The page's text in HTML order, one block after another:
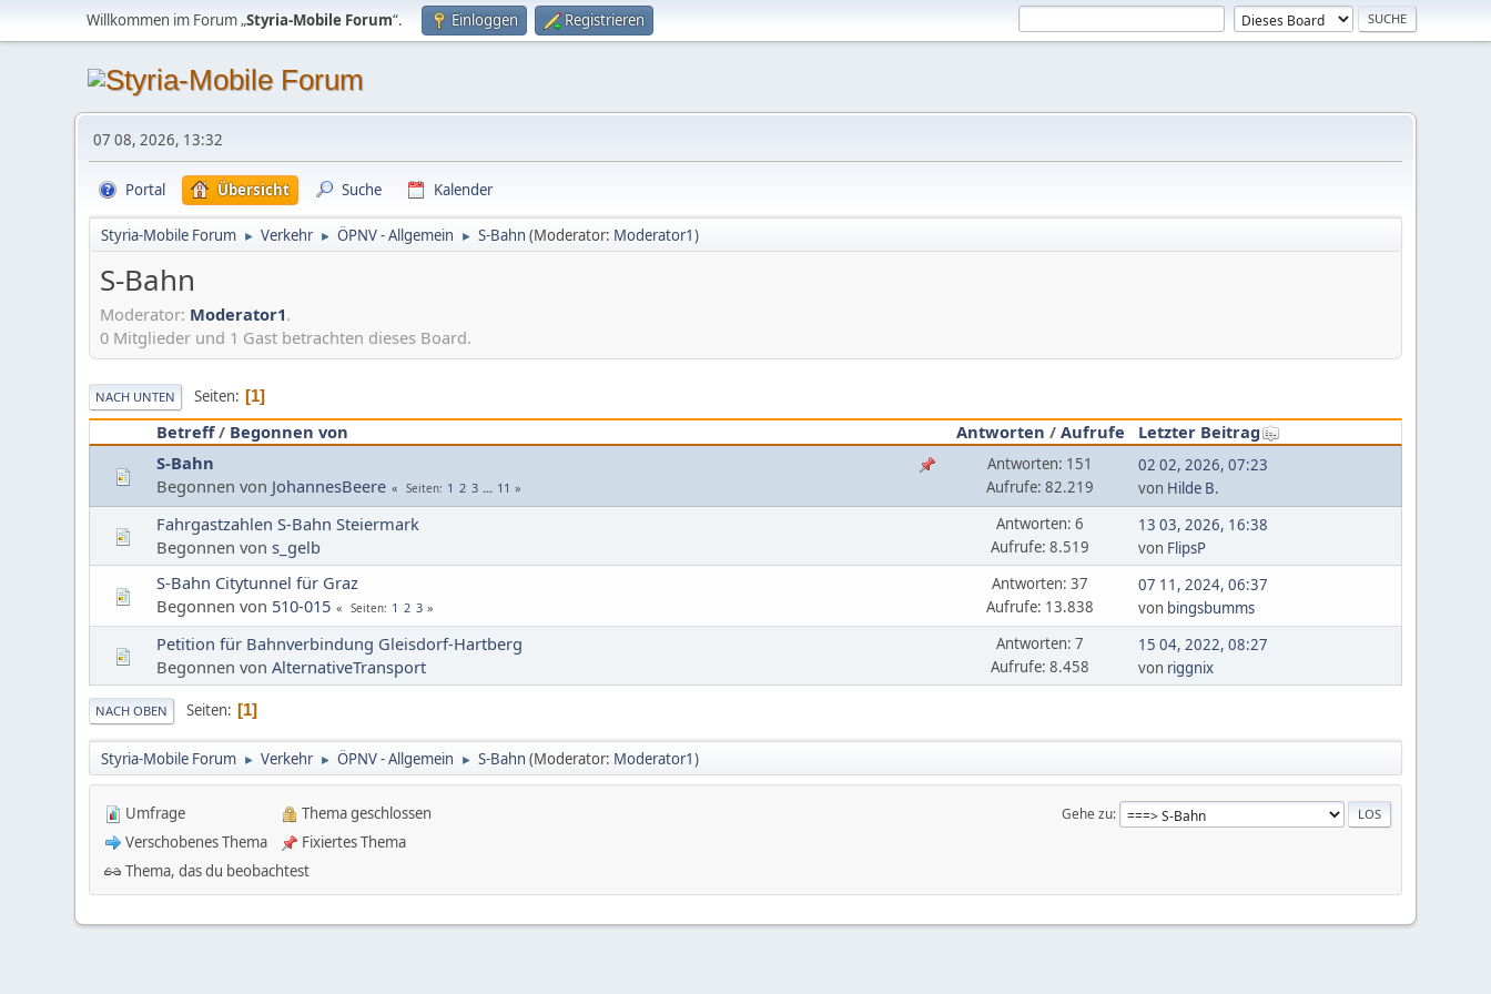
Willkommen im Forum „Styria-Mobile Forum“. Einloggen Registrieren
07 08, 2026, 13:32
Portal Übersicht Suche Kalender
Styria-Mobile Forum ► Verkehr ► ÖPNV - Allgemein ► S-Bahn (Moderator: Moderator1)
S-Bahn
Moderator: Moderator1.
0 Mitglieder und 1 Gast betrachten dieses Board.
NACH UNTEN Seiten 1
Betreff/ Begonnen von Antworten / Aufrufe
Letzter Beitrag
S-Bahn
Begonnen von JohannesBeere Seiten 1 2 3 ... 11
Antworten: 151
Aufrufe: 82.219
02 02, 2026, 07:23
von Hilde B.
Fahrgastzahlen S-Bahn Steiermark
Begonnen vons_gelb
Antworten: 6
Aufrufe: 8.519
13 03, 2026, 16:38
von FlipsP
S-Bahn Citytunnel für Graz
Begonnen von 510-015 Seiten 1 2 3
Antworten: 37
Aufrufe: 13.838
07 11, 2024, 06:37
von bingsbumms
Petition für Bahnverbindung Gleisdorf-Hartberg
Begonnen vonAlternativeTransport
Antworten: 7
Aufrufe: 8.458
15 04, 2022, 08:27
von riggnix
NACH OBEN Seiten 1
Styria-Mobile Forum ► Verkehr ► ÖPNV - Allgemein ► S-Bahn (Moderator: Moderator1)
Gehe zu
Umfrage
Verschobenes Thema
Thema geschlossen
Fixiertes Thema
Thema, das du beobachtest